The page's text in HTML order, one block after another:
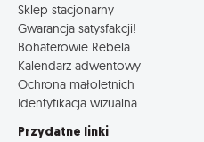
Sklep stacjonarny
Gwarancja satysfakcji!
Bohaterowie Rebela
Kalendarz adwentowy
Ochrona małoletnich
Identyfikacja wizualna
Przydatne linki